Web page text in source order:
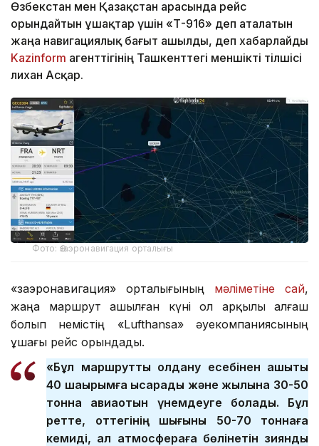
Өзбекстан мен Қазақстан арасында рейс
орындайтын ұшақтар үшін «Т-916» деп аталатын
жаңа навигациялық бағыт ашылды, деп хабарлайды
Kazinform агенттігінің Ташкенттегі меншікті тілшісі
Әлихан Асқар.
Фото: Өзаэронавигация орталығы
«Өзаэронавигация» орталығының мәліметіне сай,
жаңа маршрут ашылған күні ол арқылы алғаш
болып немістің «Lufthansa» әуекомпаниясының
ұшағы рейс орындады.
«Бұл маршрутты қолдану есебінен қашықтық
40 шақырымға қысқарады және жылына 30-50
тонна авиаотын үнемдеуге болады. Бұл
ретте, оттегінің шығыны 50-70 тоннаға
кемиді, ал атмосфераға бөлінетін зиянды